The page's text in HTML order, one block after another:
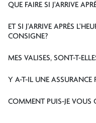
QUE FAIRE SI J'ARRIVE
ET SI J'ARRIVE APRÈS
CONSIGNE?
MES VALISES, SONT-T-
Y A-T-IL UNE ASSURANCE
COMMENT PUIS-JE VOUS